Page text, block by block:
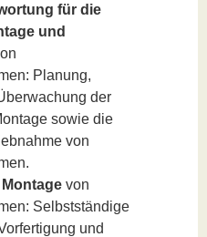
für die
und
Planung,
der
sowie die
von
von
Selbstständige
und